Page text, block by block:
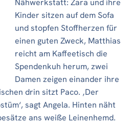
Nähwerkstatt: Zara und ihre
Kinder sitzen auf dem Sofa
und stopfen Stoffherzen für
einen guten Zweck, Matthias
reicht am Kaffeetisch die
Spendenkuh herum, zwei
Damen zeigen einander ihre
drin sitzt Paco. ‚Der
sagt Angela. Hinten näht
ans weiße Leinenhemd.